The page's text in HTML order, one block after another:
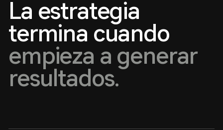
La estrategia
termina cuando
empieza a generar
resultados.